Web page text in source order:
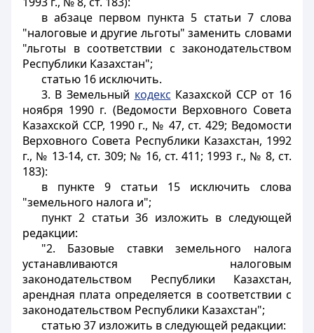
в абзаце первом пункта 5 статьи 7 слова
"налоговые и другие льготы" заменить словами
"льготы в соответствии с законодательством
Республики Казахстан";
статью 16 исключить.
3. В Земельный кодекс Казахской ССР от 16
ноября 1990 г. (Ведомости Верховного Совета
Казахской ССР, 1990 г., № 47, ст. 429; Ведомости
Верховного Совета Республики Казахстан, 1992
г., № 13-14, ст. 309; № 16, ст. 411; 1993 г., № 8, ст.
183):
в пункте 9 статьи 15 исключить слова
"земельного налога и";
пункт 2 статьи 36 изложить в следующей
редакции:
"2. Базовые ставки земельного налога
устанавливаются налоговым
законодательством Республики Казахстан,
арендная плата определяется в соответствии с
законодательством Республики Казахстан";
статью 37 изложить в следующей редакции: